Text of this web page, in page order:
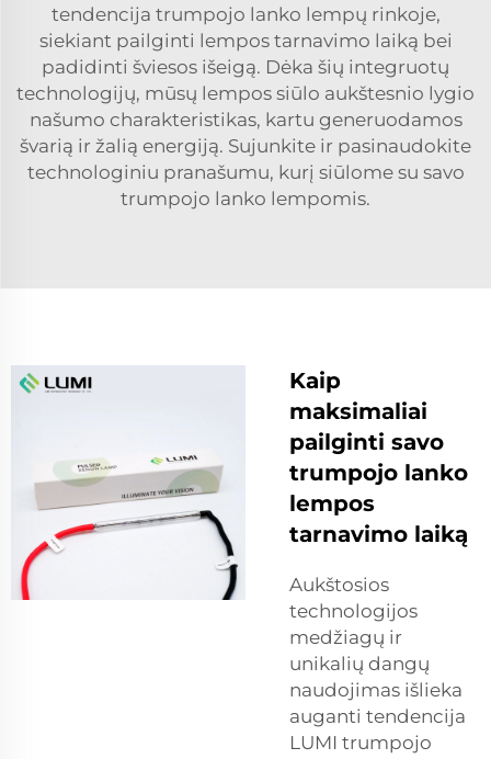
tendencija trumpojo lanko lempų rinkoje,
siekiant pailginti lempos tarnavimo laiką bei
padidinti šviesos išeigą. Dėka šių integruotų
technologijų, mūsų lempos siūlo aukštesnio lygio
našumo charakteristikas, kartu generuodamos
švarią ir žalią energiją. Sujunkite ir pasinaudokite
technologiniu pranašumu, kurį siūlome su savo
trumpojo lanko lempomis.
Kaip
maksimaliai
pailginti savo
trumpojo lanko
lempos
tarnavimo laiką
Aukštosios
technologijos
medžiagų ir
unikalių dangų
naudojimas išlieka
auganti tendencija
LUMI trumpojo